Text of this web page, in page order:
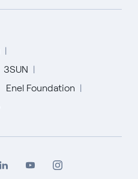
3SUN
Enel Foundation